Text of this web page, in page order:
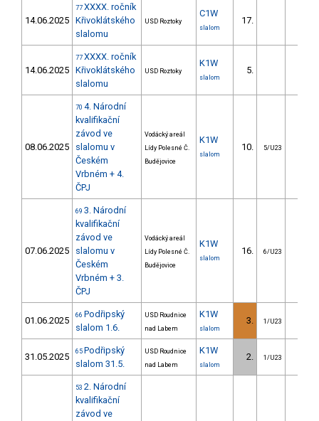
14.06.2025
77 XXXX. ročník
Křivoklátského
slalomu
USD Roztoky
C1W
slalom
17.
14.06.2025
77 XXXX. ročník
Křivoklátského
slalomu
USD Roztoky
K1W
slalom
5.
08.06.2025
70 4. Národní
kvalifikační
závod ve
slalomu v
Českém
Vrbném + 4.
ČPJ
Vodácký areál
Lídy Polesné Č.
Budějovice
K1W
slalom
10. 5/U23
07.06.2025
69 3. Národní
kvalifikační
závod ve
slalomu v
Českém
Vrbném + 3.
ČPJ
Vodácký areál
Lídy Polesné Č.
Budějovice
K1W
slalom
16. 6/U23
01.06.2025 66 Podřipský
slalom 1.6.
USD Roudnice
nad Labem
K1W
slalom
3. 1/U23
31.05.2025 65 Podřipský
slalom 31.5.
USD Roudnice
nad Labem
K1W
slalom
2. 1/U23
53 2. Národní
kvalifikační
závod ve